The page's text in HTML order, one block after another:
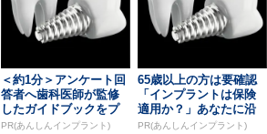
＜約1分＞アンケート回
答者へ歯科医師が監修
したガイドブックをプ
レゼント。65歳以...
PR(あんしんインプラント)
65歳以上の方は要確認
「インプラントは保険
適用か？」あなたに沿
った治療法や費用を...
PR(あんしんインプラント)